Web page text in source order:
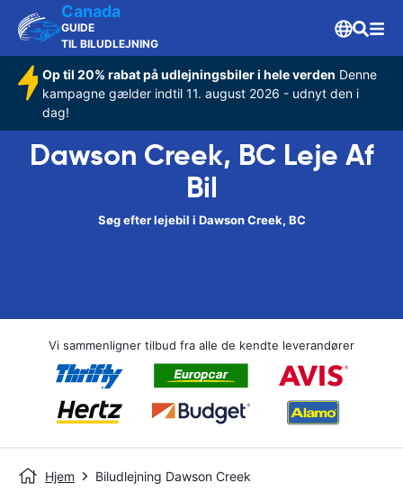
Canada
GUIDE
TIL BILUDLEJNING
Op til 20% rabat på udlejningsbiler i hele verden Denne
kampagne gælder indtil 11. august 2026 - udnyt den i
dag!
Dawson Creek, BC Leje Af
Bil
Søg efter lejebil i Dawson Creek, BC
Vi sammenligner tilbud fra alle de kendte leverandører
Hjem Biludlejning Dawson Creek